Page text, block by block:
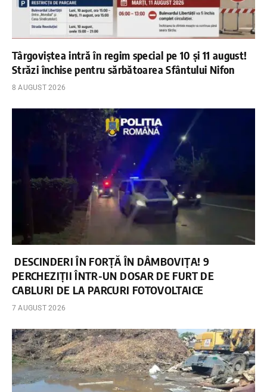
Târgoviștea intră în regim special pe 10 și 11 august!
Străzi închise pentru sărbătoarea Sfântului Nifon
8 AUGUST 2026
DESCINDERI ÎN FORȚĂ ÎN DÂMBOVIȚA! 9
PERCHEZIȚII ÎNTR-UN DOSAR DE FURT DE
CABLURI DE LA PARCURI FOTOVOLTAICE
7 AUGUST 2026